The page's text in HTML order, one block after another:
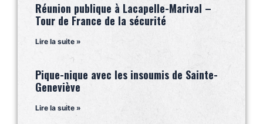
Réunion publique à Lacapelle-Marival –
Tour de France de la sécurité
Lire la suite »
Pique-nique avec les insoumis de Sainte-
Geneviève
Lire la suite »